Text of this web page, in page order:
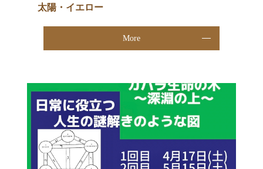
太陽・イエロー
More